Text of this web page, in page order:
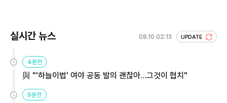
실시간 뉴스 08.10 02:13 UPDATE
4분전
與 "'하늘이법' 여야 공동 발의 괜찮아…그것이 협치"
9분전